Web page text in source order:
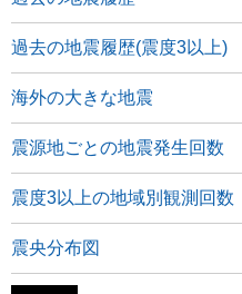
過去の地震履歴(震度3以上)
海外の大きな地震
震源地ごとの地震発生回数
震度3以上の地域別観測回数
震央分布図